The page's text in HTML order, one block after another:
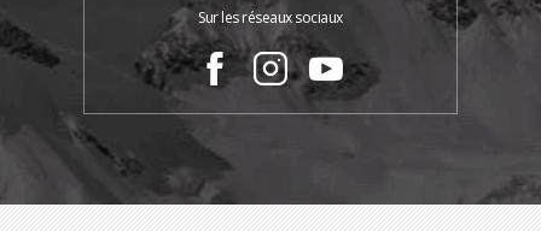
Sur les réseaux sociaux